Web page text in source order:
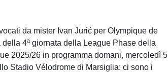
da mister Ivan Jurić per Olympique de
4ª giornata della League Phase della
2025/26 in programma domani, mercoledì 5
Stadio Vélodrome di Marsiglia: ci sono i